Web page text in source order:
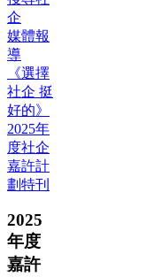
企
媒體報
導
《選擇
社企 挺
好的》
2025年
度社企
嘉許計
劃特刊
2025
年度
嘉許